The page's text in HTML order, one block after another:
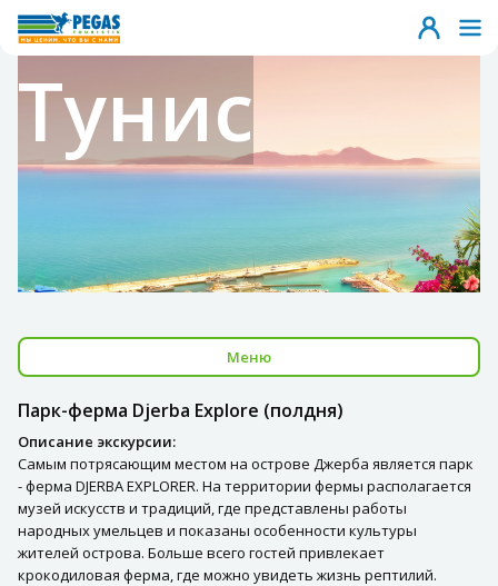
Тунис
Меню
Парк-ферма Djerba Explore (полдня)
Описание экскурсии:
Самым потрясающим местом на острове Джерба является парк
- ферма DJERBA EXPLORER. На территории фермы располагается
музей искусств и традиций, где представлены работы
народных умельцев и показаны особенности культуры
жителей острова. Больше всего гостей привлекает
крокодиловая ферма, где можно увидеть жизнь рептилий.